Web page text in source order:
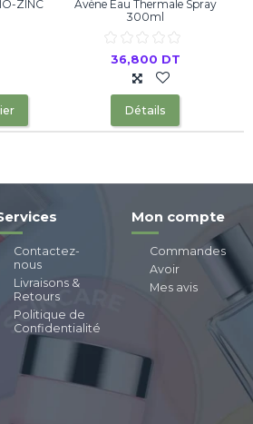
ZINC
Avène Eau Thermale Spray
300ml
36,800 DT
Détails
Contactez-
nous
Livraisons &
Retours
Politique de
Confidentialité
Mon compte
Commandes
Avoir
Mes avis